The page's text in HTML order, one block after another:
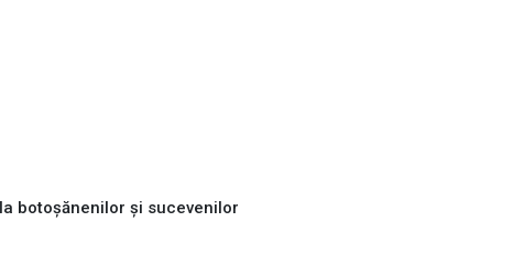
botoșănenilor și sucevenilor